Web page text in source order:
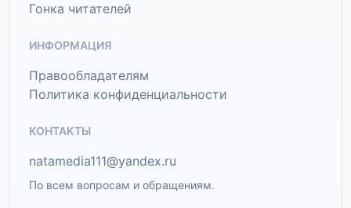
Гонка читателей
ИНФОРМАЦИЯ
Правообладателям
Политика конфиденциальности
КОНТАКТЫ
natamedia111@yandex.ru
По всем вопросам и обращениям.